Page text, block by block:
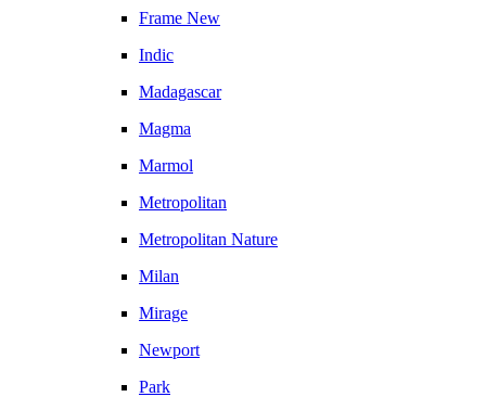
Frame New
Indic
Madagascar
Magma
Marmol
Metropolitan
Metropolitan Nature
Milan
Mirage
Newport
Park